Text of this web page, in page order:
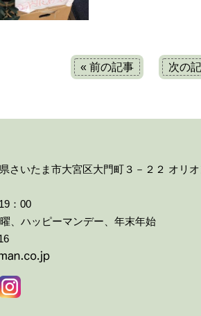
« 前の記事 次の
さいたま市大宮区大門町３－２２ オリオ
：00
、ハッピーマンデー、年末年始